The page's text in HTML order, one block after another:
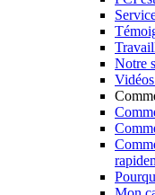
Notre